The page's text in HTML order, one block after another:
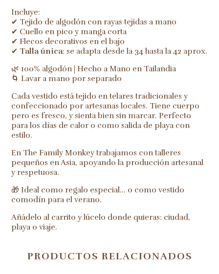
Incluye:
✔ Tejido de algodón con rayas tejidas a mano
✔ Cuello en pico y manga corta
✔ Flecos decorativos en el bajo
✔ Talla única: se adapta desde la 34 hasta la 42 aprox.
🌿 100% algodón | Hecho a Mano en Tailandia
🌀 Lavar a mano por separado
Cada vestido está tejido en telares tradicionales y
confeccionado por artesanas locales. Tiene cuerpo
pero es fresco, y sienta bien sin marcar. Perfecto
para los días de calor o como salida de playa con
estilo.
En The Family Monkey trabajamos con talleres
pequeños en Asia, apoyando la producción artesanal
y respetuosa.
🎁 Ideal como regalo especial… o como vestido
comodín para el verano.
Añádelo al carrito y lúcelo donde quieras: ciudad,
playa o viaje.
PRODUCTOS RELACIONADOS